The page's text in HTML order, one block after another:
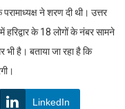
ने शरण दी थी। उत्तर
के 18 लोगों के नंबर सामने
है। बताया जा रहा है कि
LinkedIn